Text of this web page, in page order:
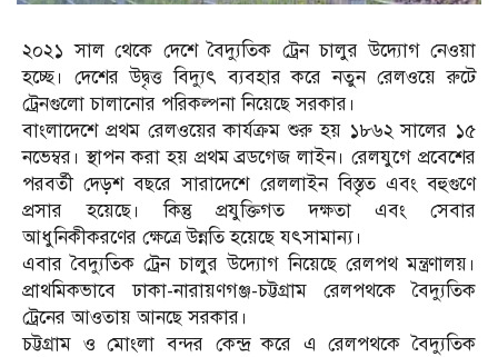
২০২১ সাল থেকে দেশে বৈদ্যুতিক ট্রেন চালুর উদ্যোগ নেওয়া
হচ্ছে। দেশের উদ্বৃত্ত বিদ্যুৎ ব্যবহার করে নতুন রেলওয়ে রুটে
ট্রেনগুলো চালানোর পরিকল্পনা নিয়েছে সরকার।
বাংলাদেশে প্রথম রেলওয়ের কার্যক্রম শুরু হয় ১৮৬২ সালের ১৫
নভেম্বর। স্থাপন করা হয় প্রথম ব্রডগেজ লাইন। রেলযুগে প্রবেশের
পরবর্তী দেড়শ বছরে সারাদেশে রেললাইন বিস্তৃত এবং বহুগুণে
প্রসার হয়েছে। কিন্তু প্রযুক্তিগত দক্ষতা এবং সেবার
আধুনিকীকরণের ক্ষেত্রে উন্নতি হয়েছে যৎসামান্য।
এবার বৈদ্যুতিক ট্রেন চালুর উদ্যোগ নিয়েছে রেলপথ মন্ত্রণালয়।
প্রাথমিকভাবে ঢাকা-নারায়ণগঞ্জ-চট্টগ্রাম রেলপথকে বৈদ্যুতিক
ট্রেনের আওতায় আনছে সরকার।
চট্টগ্রাম ও মোংলা বন্দর কেন্দ্র করে এ রেলপথকে বৈদ্যুতিক